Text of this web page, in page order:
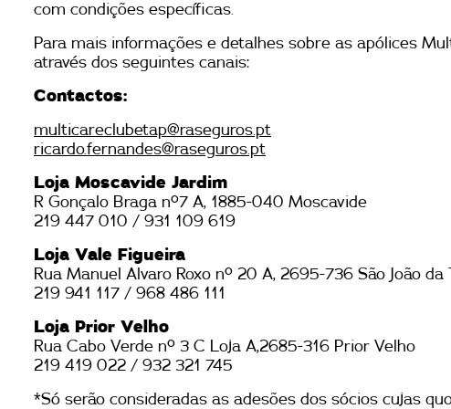
com condições específicas.
Para mais informações e detalhes sobre as apólices
através dos seguintes canais:
Contactos:
multicareclubetap@raseguros.pt
ricardo.fernandes@raseguros.pt
Loja Moscavide Jardim
R Gonçalo Braga nº7 A, 1885-040 Moscavide
219 447 010 / 931 109 619
Loja Vale Figueira
Rua Manuel Alvaro Roxo nº 20 A, 2695-736 São João da
219 941 117 / 968 486 111
Loja Prior Velho
Rua Cabo Verde nº 3 C Loja A,2685-316 Prior Velho
219 419 022 / 932 321 745
*Só serão consideradas as adesões dos sócios cujas